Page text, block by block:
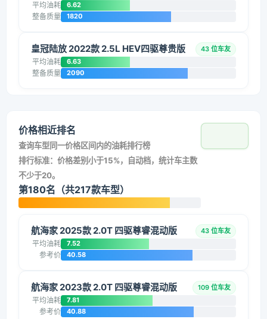
平均油耗 6.62
整备质量 1820
皇冠陆放 2022款 2.5L HEV四驱尊贵版 43 位车友
平均油耗 6.63
整备质量 2090
价格相近排名
查询车型同一价格区间内的油耗排行榜
排行标准：价格差别小于15%，自动档，统计车主数
不少于20。
第180名（共217款车型）
航海家 2025款 2.0T 四驱尊睿混动版 43 位车友
平均油耗 7.52
参考价 40.58
航海家 2023款 2.0T 四驱尊睿混动版 109 位车友
平均油耗 7.81
参考价 40.88